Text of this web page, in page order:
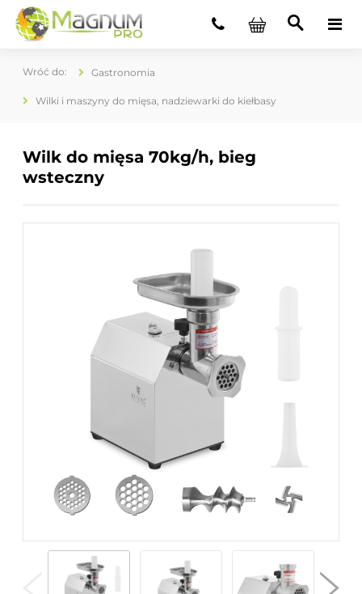
Gastronomia
Wilki i maszyny do mięsa, nadziewarki do kiełbasy
Wilk do mięsa 70kg/h, bieg
wsteczny